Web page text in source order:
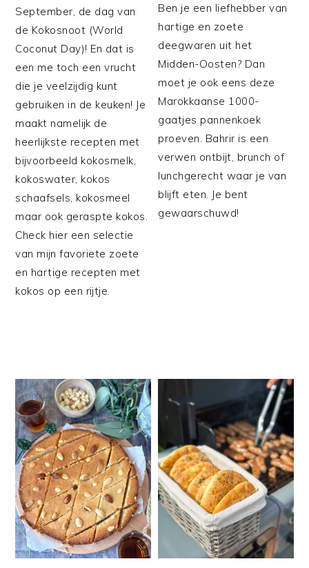
September, de dag van
de Kokosnoot (World
Coconut Day)! En dat is
een me toch een vrucht
die je veelzijdig kunt
gebruiken in de keuken! Je
maakt namelijk de
heerlijkste recepten met
bijvoorbeeld kokosmelk,
kokoswater, kokos
schaafsels, kokosmeel
maar ook geraspte kokos.
Check hier een selectie
van mijn favoriete zoete
en hartige recepten met
kokos op een rijtje.
Ben je een liefhebber van
hartige en zoete
deegwaren uit het
Midden-Oosten? Dan
moet je ook eens deze
Marokkaanse 1000-
gaatjes pannenkoek
proeven. Bahrir is een
verwen ontbijt, brunch of
lunchgerecht waar je van
blijft eten. Je bent
gewaarschuwd!